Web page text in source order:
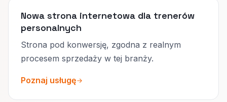
Nowa strona internetowa dla trenerów
personalnych
Strona pod konwersję, zgodna z realnym
procesem sprzedaży w tej branży.
Poznaj usługę